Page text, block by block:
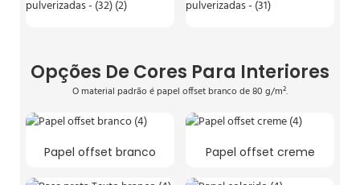
Opções De Cores Para Interiores
O material padrão é papel offset branco de 80 g/m².
Papel offset branco Papel offset creme